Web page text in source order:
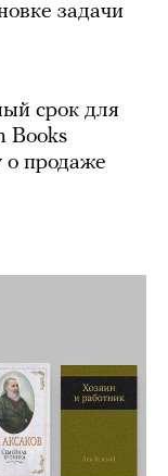
задачи
срок для
Books
о продаже